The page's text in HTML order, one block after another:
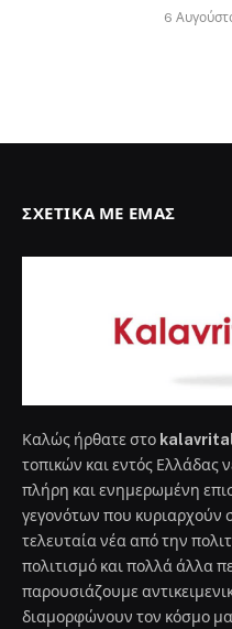
6
ΣΧΕΤΙΚΆ ΜΕ ΕΜΆΣ
Καλώς ήρθατε στο
τοπικών και εντός Ελλάδας
πλήρη και ενημερωμένη
γεγονότων που
τελευταία νέα από την
πολιτισμό και πολλά άλλα
παρουσιάζουμε
διαμορφώνουν τον κόσμο